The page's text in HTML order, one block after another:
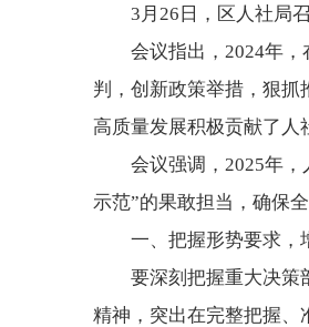
3月26日，区人社局
会议指出，2024年
判，创新政策举措，狠
高质量发展积极贡献了人
会议强调，2025年
示范”的果敢担当，确保
一、把握形势要求，
要深刻把握重大决策
精神，突出在完整把握、